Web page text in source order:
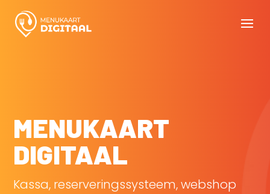
MENUKAART
DIGITAAL
Kassa, reserveringssysteem, webshop